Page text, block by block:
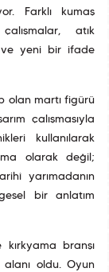
Farklı kumaş
atık
ve yeni bir ifade
olan martı figürü
çalışmasıyla
kullanılarak
olarak değil;
yarımadanın
bir anlatım
branşı
alanı oldu. Oyun